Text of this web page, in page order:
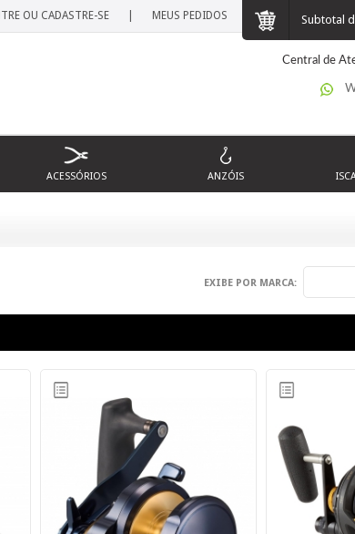
OU CADASTRE-SE MEUS PEDIDOS Subtotal
Central de
ACESSÓRIOS ANZÓIS
EXIBE POR MARCA: